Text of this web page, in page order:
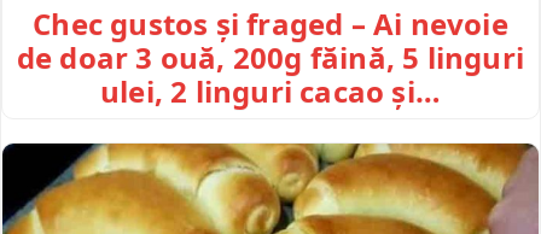
Chec gustos și fraged – Ai nevoie
de doar 3 ouă, 200g făină, 5 linguri
ulei, 2 linguri cacao și…